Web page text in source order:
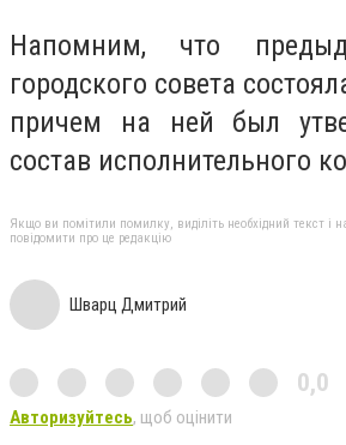
Напомним, что
городского совета
причем на ней был
состав исполнительного
Якщо ви помітили помилку, виділіть необхідний текст і
повідомити про це редакцію
Шварц Дмитрий
0,0
Авторизуйтесь, щоб оцінити